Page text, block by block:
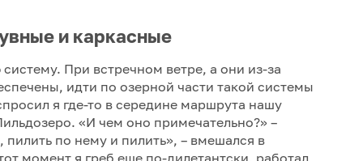
и каркасные
При встречном ветре, а они из-за
идти по озерной части такой системы
я где-то в середине маршрута нашу
«И чем оно примечательно?» –
по нему и пилить», – вмешался в
момент я греб еще по-дилетантски, работал